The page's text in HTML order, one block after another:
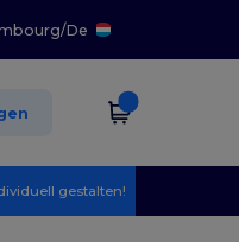
/De
gestalten!